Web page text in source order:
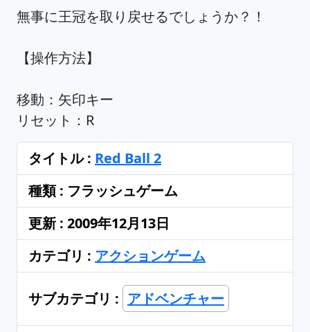
無事に王冠を取り戻せるでしょうか？！
【操作方法】
移動：矢印キー
リセット：R
タイトル : Red Ball 2
種類 : フラッシュゲーム
更新 : 2009年12月13日
カテゴリ : アクションゲーム
サブカテゴリ : アドベンチャー